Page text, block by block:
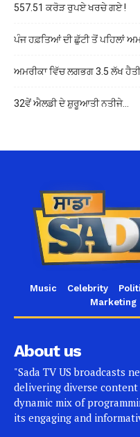
557.51 ਕਰੋੜ ਰੁਪਏ ਖਰਚੇ ਗਏ !
ਪੰਜ ਹਫ਼ਤਿਆਂ ਦੀ ਛੁੱਟੀ ਤੋਂ ਪਹਿਲਾਂ
ਅਮਰੀਕਾ ਵਿੱਚ ਲਗਭਗ 3.5 ਲੱਖ
32ਵੇਂ ਐਲਡੀ ਦੇ ਸ਼ੁਰੂਆਤੀ ਨਤੀਜੇ…
Music Celebrity
Marketing
About us
"Sada TV US broadcasts
delivering diverse
dynamic mix of
its engaging and